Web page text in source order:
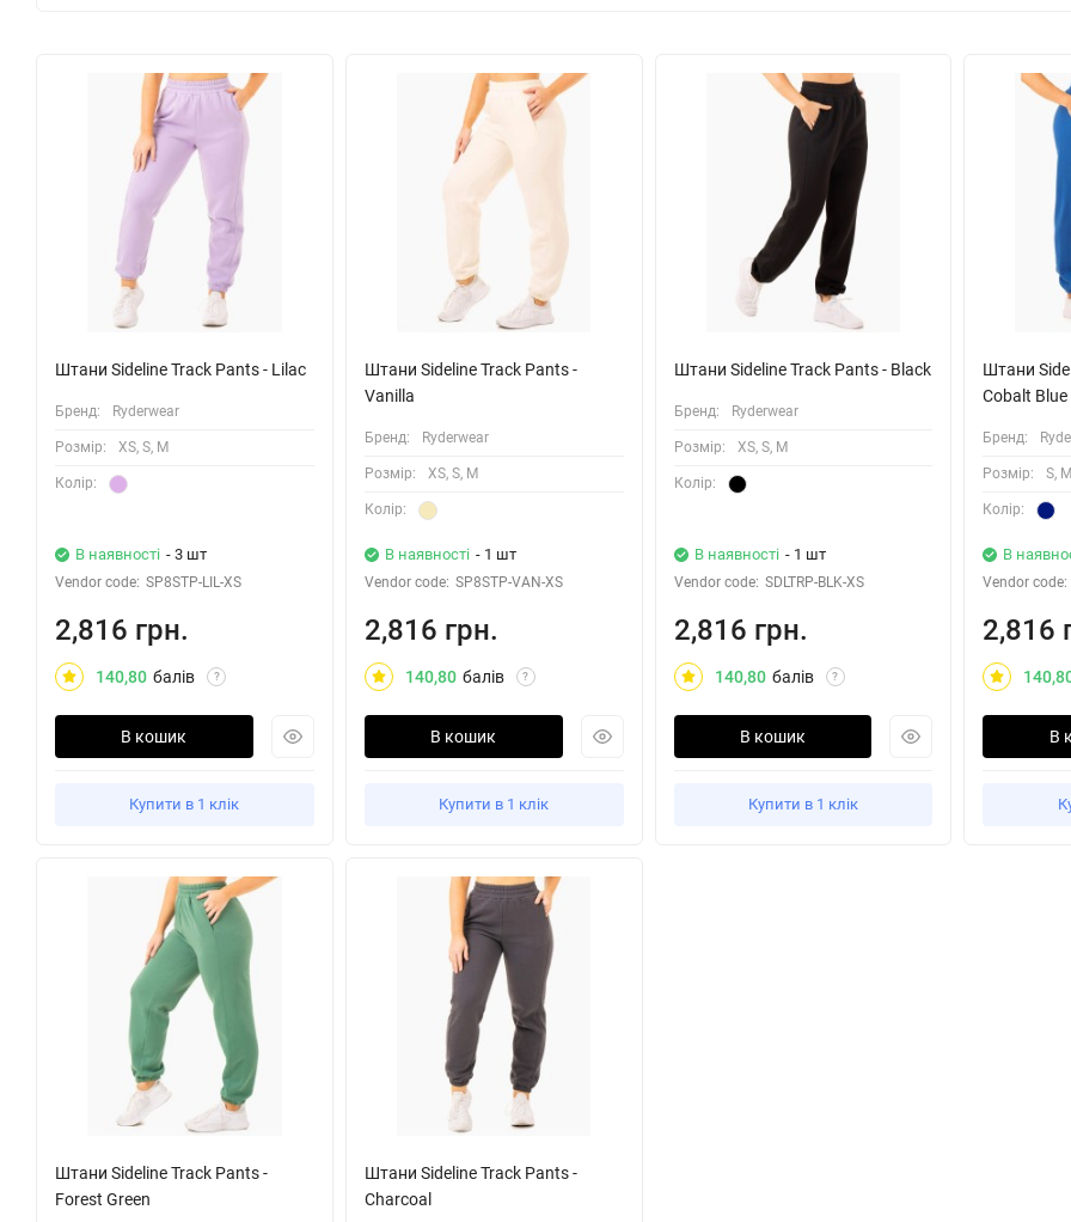
Штани Sideline Track Pants - Lilac
Бренд: Ryderwear
Розмiр: XS, S, M
Колiр:
В наявності - 3 шт
Vendor code: SP8STP-LIL-XS
2,816 грн.
140,80 балів ?
В кошик
Купити в 1 клік
Штани Sideline Track Pants -
Vanilla
Бренд: Ryderwear
Розмiр: XS, S, M
Колiр:
В наявності - 1 шт
Vendor code: SP8STP-VAN-XS
2,816 грн.
140,80 балів ?
В кошик
Купити в 1 клік
Штани Sideline Track Pants - Black
Бренд: Ryderwear
Розмiр: XS, S, M
Колiр:
В наявності - 1 шт
Vendor code: SDLTRP-BLK-XS
2,816 грн.
140,80 балів ?
В кошик
Купити в 1 клік
Штани
Cobalt Blue
Бренд:
Розмiр: S, M
Колiр:
В
Vendor code:
2,816
В
Штани Sideline Track Pants -
Forest Green
Штани Sideline Track Pants -
Charcoal